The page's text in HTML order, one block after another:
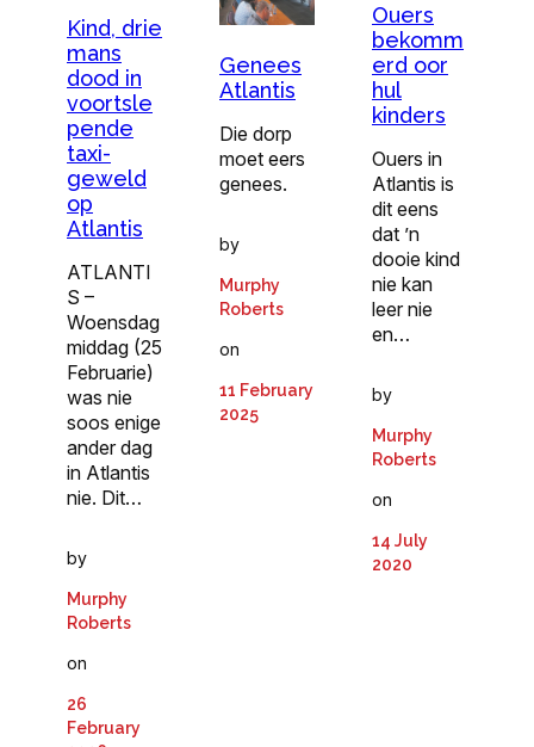
Kind, drie
mans
dood in
voortsle
pende
taxi-
geweld
op
Atlantis
ATLANTI
S –
Woensdag
middag (25
Februarie)
was nie
soos enige
ander dag
in Atlantis
nie. Dit…
by
Murphy
Roberts
on
26
February
Genees
Atlantis
Die dorp
moet eers
genees.
by
Murphy
Roberts
on
11 February
2025
Ouers
bekomm
erd oor
hul
kinders
Ouers in
Atlantis is
dit eens
dat ’n
dooie kind
nie kan
leer nie
en…
by
Murphy
Roberts
on
14 July
2020